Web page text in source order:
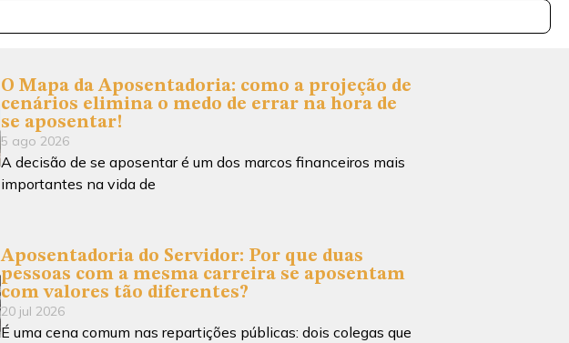
O Mapa da Aposentadoria: como a projeção de
cenários elimina o medo de errar na hora de
se aposentar!
5 ago 2026
A decisão de se aposentar é um dos marcos financeiros mais
importantes na vida de
Aposentadoria do Servidor: Por que duas
pessoas com a mesma carreira se aposentam
com valores tão diferentes?
20 jul 2026
É uma cena comum nas repartições públicas: dois colegas que